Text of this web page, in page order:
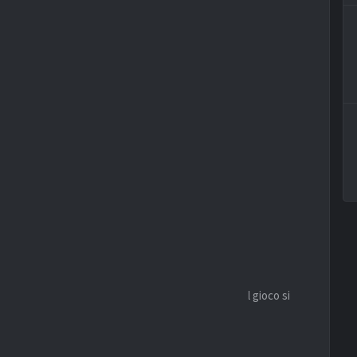
casa riesce ad aumentare l’intensità offensiva. Il gioco si
cross.